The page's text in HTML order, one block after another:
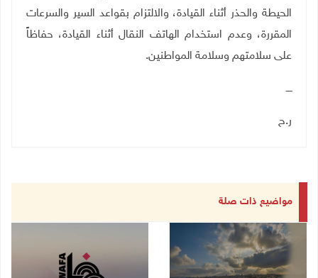
الحيطة والحذر أثناء القيادة، والالتزام بقواعد السير والسرعات
المقررة، وعدم استخدام الهاتف النقال أثناء القيادة، حفاظاً
على سلامتهم وسلامة المواطنين.
ــــ
ر.ح
مواضيع ذات صلة